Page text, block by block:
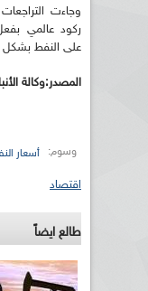
وجاءت
ركود عالمي
على النفط بشكل
المصدر:وكالة
وسوم: أسعار
اقتصاد
طالع ايضاً